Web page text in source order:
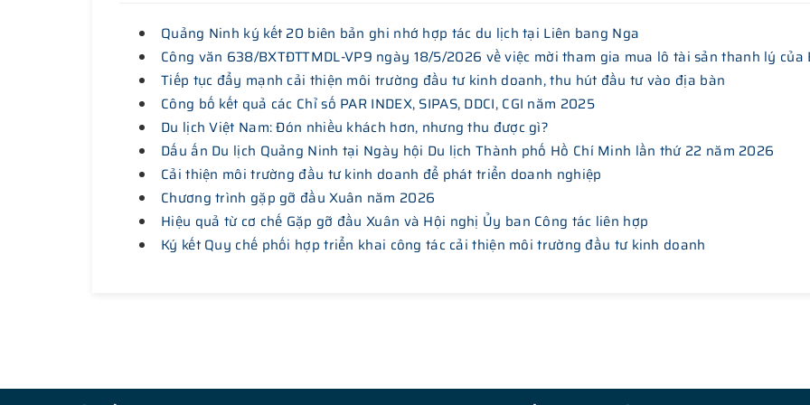
Quảng Ninh ký kết 20 biên bản ghi nhớ hợp tác du lịch tại Liên bang Nga
Công văn 638/BXTĐTTMDL-VP9 ngày 18/5/2026 về việc mời tham gia mua lô tài sản thanh lý của
Tiếp tục đẩy mạnh cải thiện môi trường đầu tư kinh doanh, thu hút đầu tư vào địa bàn
Công bố kết quả các Chỉ số PAR INDEX, SIPAS, DDCI, CGI năm 2025
Du lịch Việt Nam: Đón nhiều khách hơn, nhưng thu được gì?
Dấu ấn Du lịch Quảng Ninh tại Ngày hội Du lịch Thành phố Hồ Chí Minh lần thứ 22 năm 2026
Cải thiện môi trường đầu tư kinh doanh để phát triển doanh nghiệp
Chương trình gặp gỡ đầu Xuân năm 2026
Hiệu quả từ cơ chế Gặp gỡ đầu Xuân và Hội nghị Ủy ban Công tác liên hợp
Ký kết Quy chế phối hợp triển khai công tác cải thiện môi trường đầu tư kinh doanh